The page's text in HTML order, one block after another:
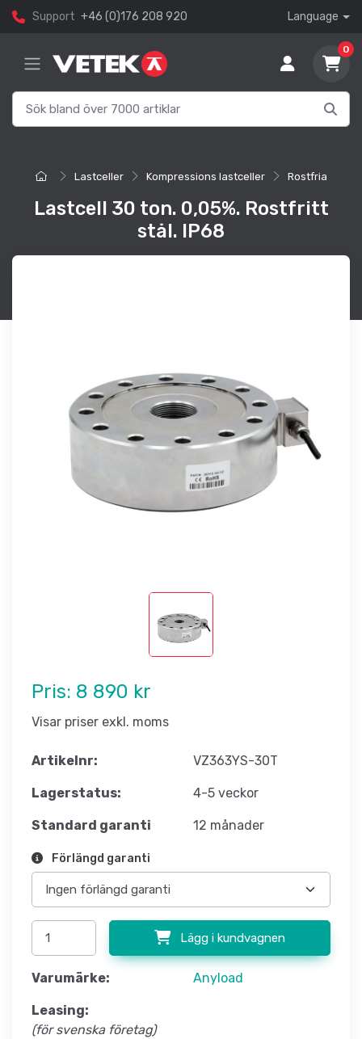
Support +46 (0)176 208 920 Language
0
Lastceller Kompressions lastceller Rostfria
Lastcell 30 ton. 0,05%. Rostfritt
stål. IP68
Pris: 8 890 kr
Visar priser exkl. moms
Artikelnr: VZ363YS-30T
Lagerstatus: 4-5 veckor
Standard garanti 12 månader
Förlängd garanti
Lägg i kundvagnen
Varumärke: Anyload
Leasing:
(för svenska företag)